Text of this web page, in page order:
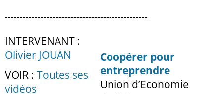
------------------------------------------------
INTERVENANT :
Olivier JOUAN
VOIR : Toutes ses
vidéos
Coopérer pour
entreprendre
Union d’Economie